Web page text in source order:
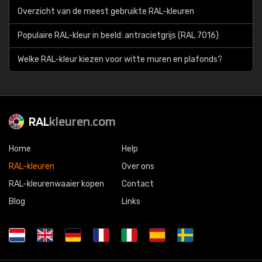
Overzicht van de meest gebruikte RAL-kleuren
Populaire RAL-kleur in beeld: antracietgrijs (RAL 7016)
Welke RAL-kleur kiezen voor witte muren en plafonds?
RALkleuren.com
Home
RAL-kleuren
RAL-kleurenwaaier kopen
Blog
Help
Over ons
Contact
Links